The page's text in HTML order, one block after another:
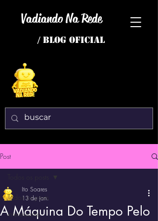
Vadiando Na Rede
/ BLOG OFICIAL
Post
Todos os posts
interessante
A Máquina Do Tempo Pelo
Ito Soares
13 de jan.